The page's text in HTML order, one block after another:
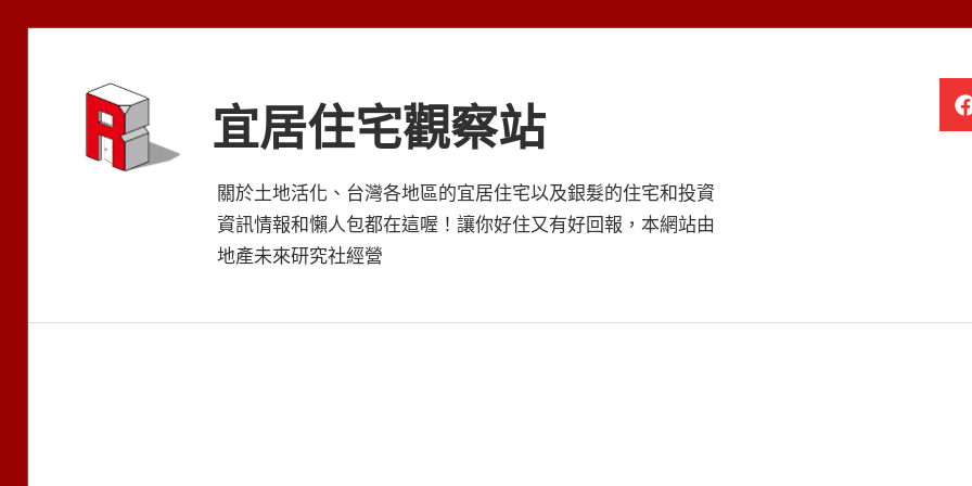
宜居住宅觀察站
關於土地活化、台灣各地區的宜居住宅以及銀髮的住宅和投資
資訊情報和懶人包都在這喔！讓你好住又有好回報，本網站由
地產未來研究社經營
銀
髮
住